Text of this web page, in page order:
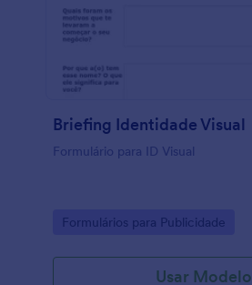
Briefing Identidade Visual
Formulário para ID Visual
Go to Category:
Formulários para Publicidade
Usar Modelo